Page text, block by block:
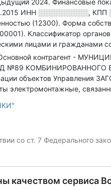
2024. Финансовые
ИНН ░░░░░░░░░░, КПП
(12300). Форма
Классификатор
лицами и гражданами
контрагент -
КОМБИНИРОВАННОГО
объектов Управления
электромонтажные,
со ст. 7 Федерального
качеством сервиса